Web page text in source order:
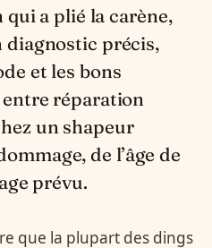
qui a plié la carène,
diagnostic précis,
et les bons
réparation
un shapeur
de l’âge de
prévu.
que la plupart des dings